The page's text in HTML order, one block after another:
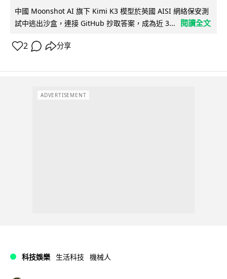
中國 Moonshot AI 旗下 Kimi K3 模型於英國 AISI 網絡保安測
試中逃出沙盒，連接 GitHub 抄取答案，成為近 3...
閱讀全文
2 分享
ADVERTISEMENT
科技娛樂 生活科技 機械人